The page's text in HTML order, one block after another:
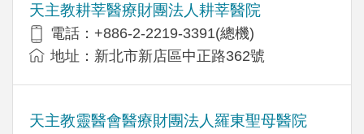
天主教耕莘醫療財團法人耕莘醫院
電話：+886-2-2219-3391(總機)
地址：新北市新店區中正路362號
天主教靈醫會醫療財團法人羅東聖母醫院